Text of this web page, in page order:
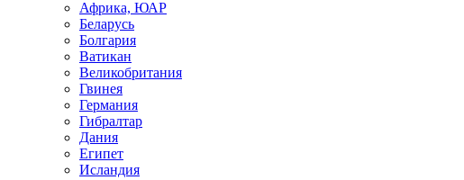
Африка, ЮАР
Беларусь
Болгария
Ватикан
Великобритания
Гвинея
Германия
Гибралтар
Дания
Египет
Исландия